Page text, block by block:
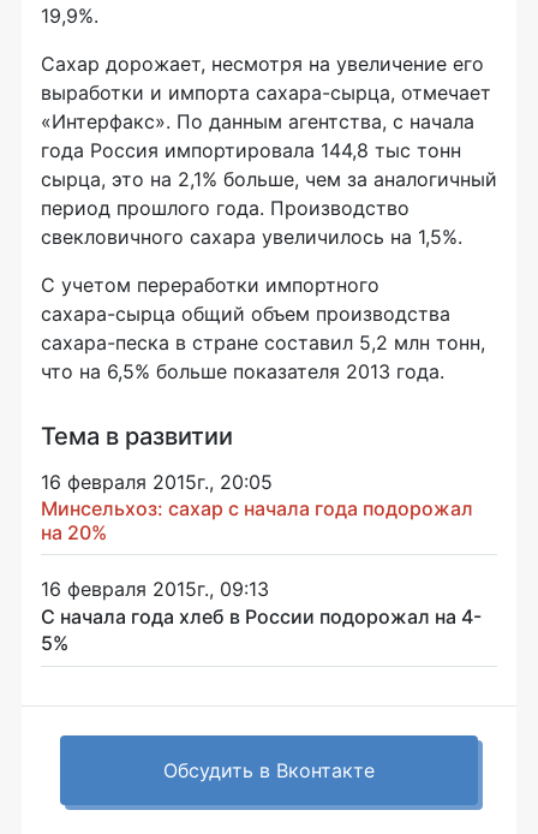
19,9%.
Сахар дорожает, несмотря на увеличение его
выработки и импорта сахара-сырца, отмечает
«Интерфакс». По данным агентства, с начала
года Россия импортировала 144,8 тыс тонн
сырца, это на 2,1% больше, чем за аналогичный
период прошлого года. Производство
свекловичного сахара увеличилось на 1,5%.
С учетом переработки импортного
сахара-сырца общий объем производства
сахара-песка в стране составил 5,2 млн тонн,
что на 6,5% больше показателя 2013 года.
Тема в развитии
16 февраля 2015г., 20:05
Минсельхоз: сахар с начала года подорожал
на 20%
16 февраля 2015г., 09:13
С начала года хлеб в России подорожал на 4-
5%
Обсудить в Вконтакте